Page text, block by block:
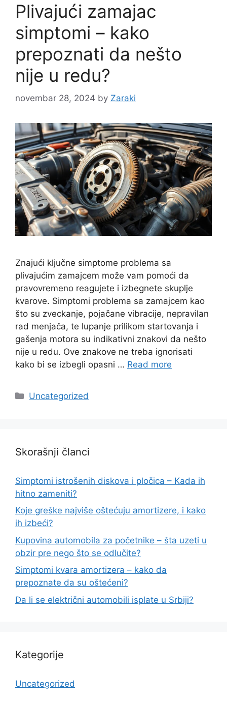
Plivajući zamajac
simptomi – kako
prepoznati da nešto
nije u redu?
novembar 28, 2024 by Zaraki
Znajući ključne simptome problema sa
plivajućim zamajcem može vam pomoći da
pravovremeno reagujete i izbegnete skuplje
kvarove. Simptomi problema sa zamajcem kao
što su zveckanje, pojačane vibracije, nepravilan
rad menjača, te lupanje prilikom startovanja i
gašenja motora su indikativni znakovi da nešto
nije u redu. Ove znakove ne treba ignorisati
kako bi se izbegli opasni … Read more
Categories
Uncategorized
Skorašnji članci
Simptomi istrošenih diskova i pločica – Kada ih
hitno zameniti?
Koje greške najviše oštećuju amortizere, i kako
ih izbeći?
Kupovina automobila za početnike – šta uzeti u
obzir pre nego što se odlučite?
Simptomi kvara amortizera – kako da
prepoznate da su oštećeni?
Da li se električni automobili isplate u Srbiji?
Kategorije
Uncategorized